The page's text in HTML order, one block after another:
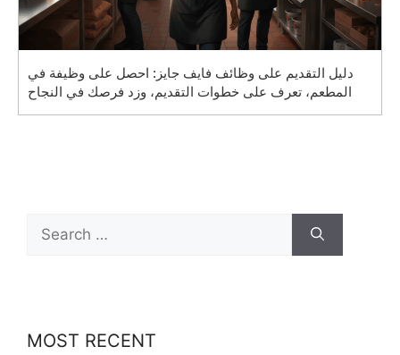
دليل التقديم على وظائف فايف جايز: احصل على وظيفة في
المطعم، تعرف على خطوات التقديم، وزد فرصك في النجاح
Search
for:
MOST RECENT